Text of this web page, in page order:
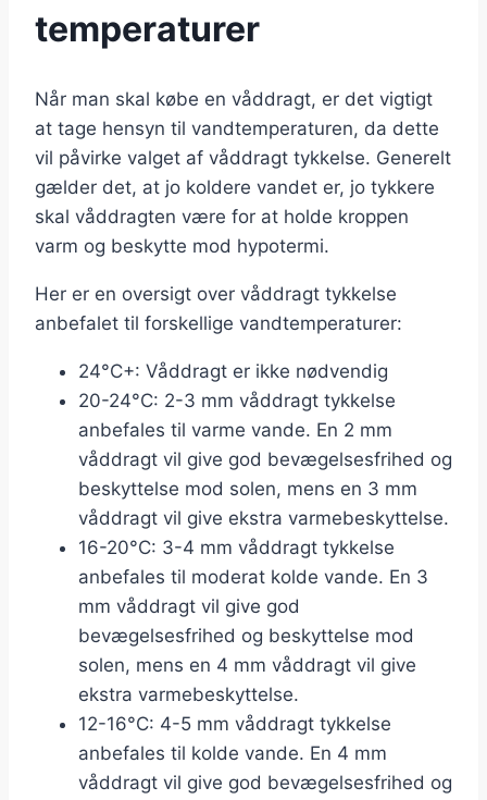
temperaturer
Når man skal købe en våddragt, er det vigtigt
at tage hensyn til vandtemperaturen, da dette
vil påvirke valget af våddragt tykkelse. Generelt
gælder det, at jo koldere vandet er, jo tykkere
skal våddragten være for at holde kroppen
varm og beskytte mod hypotermi.
Her er en oversigt over våddragt tykkelse
anbefalet til forskellige vandtemperaturer:
24°C+: Våddragt er ikke nødvendig
20-24°C: 2-3 mm våddragt tykkelse
anbefales til varme vande. En 2 mm
våddragt vil give god bevægelsesfrihed og
beskyttelse mod solen, mens en 3 mm
våddragt vil give ekstra varmebeskyttelse.
16-20°C: 3-4 mm våddragt tykkelse
anbefales til moderat kolde vande. En 3
mm våddragt vil give god
bevægelsesfrihed og beskyttelse mod
solen, mens en 4 mm våddragt vil give
ekstra varmebeskyttelse.
12-16°C: 4-5 mm våddragt tykkelse
anbefales til kolde vande. En 4 mm
våddragt vil give god bevægelsesfrihed og